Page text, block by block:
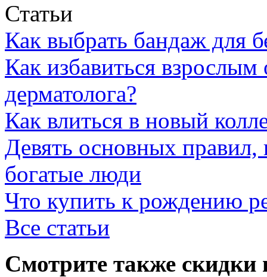
Статьи
Как выбрать бандаж для
Как избавиться
дерматолога?
Как влиться в новый
Девять основных
богатые люди
Что купить к рождению
Все статьи
Смотрите также скидки